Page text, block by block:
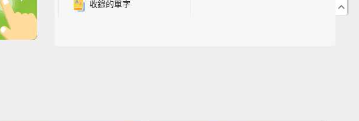
10:45 「禪坐、靜修」英文是...？
收錄的單字